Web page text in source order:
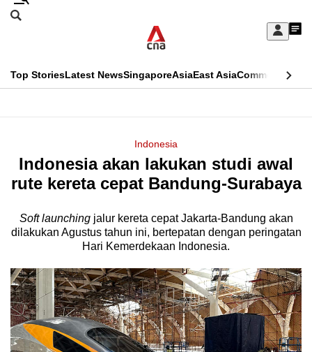
Skip
Sign
My
menu
Search
CNAR
Top StoriesLatest NewsSingaporeAsiaEast AsiaCommentary
Menu
Indonesia
Indonesia akan lakukan studi awal
rute kereta cepat Bandung-Surabaya
Soft launching jalur kereta cepat Jakarta-Bandung akan
dilakukan Agustus tahun ini, bertepatan dengan peringatan
Hari Kemerdekaan Indonesia.
This
longer
We
it's
a
hassle
to
switch